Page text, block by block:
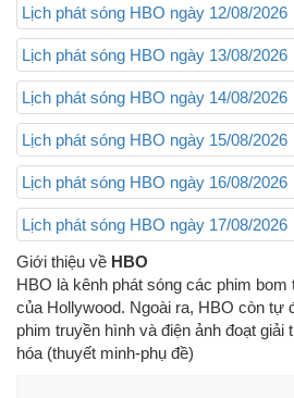
Lịch phát sóng HBO ngày 12/08/2026
Lịch phát sóng HBO ngày 13/08/2026
Lịch phát sóng HBO ngày 14/08/2026
Lịch phát sóng HBO ngày 15/08/2026
Lịch phát sóng HBO ngày 16/08/2026
Lịch phát sóng HBO ngày 17/08/2026
Giới thiệu về HBO
HBO là kênh phát sóng các phim
của Hollywood. Ngoài ra, HBO còn tự
phim truyền hình và điện ảnh đoạt
hóa (thuyết minh-phụ đề)